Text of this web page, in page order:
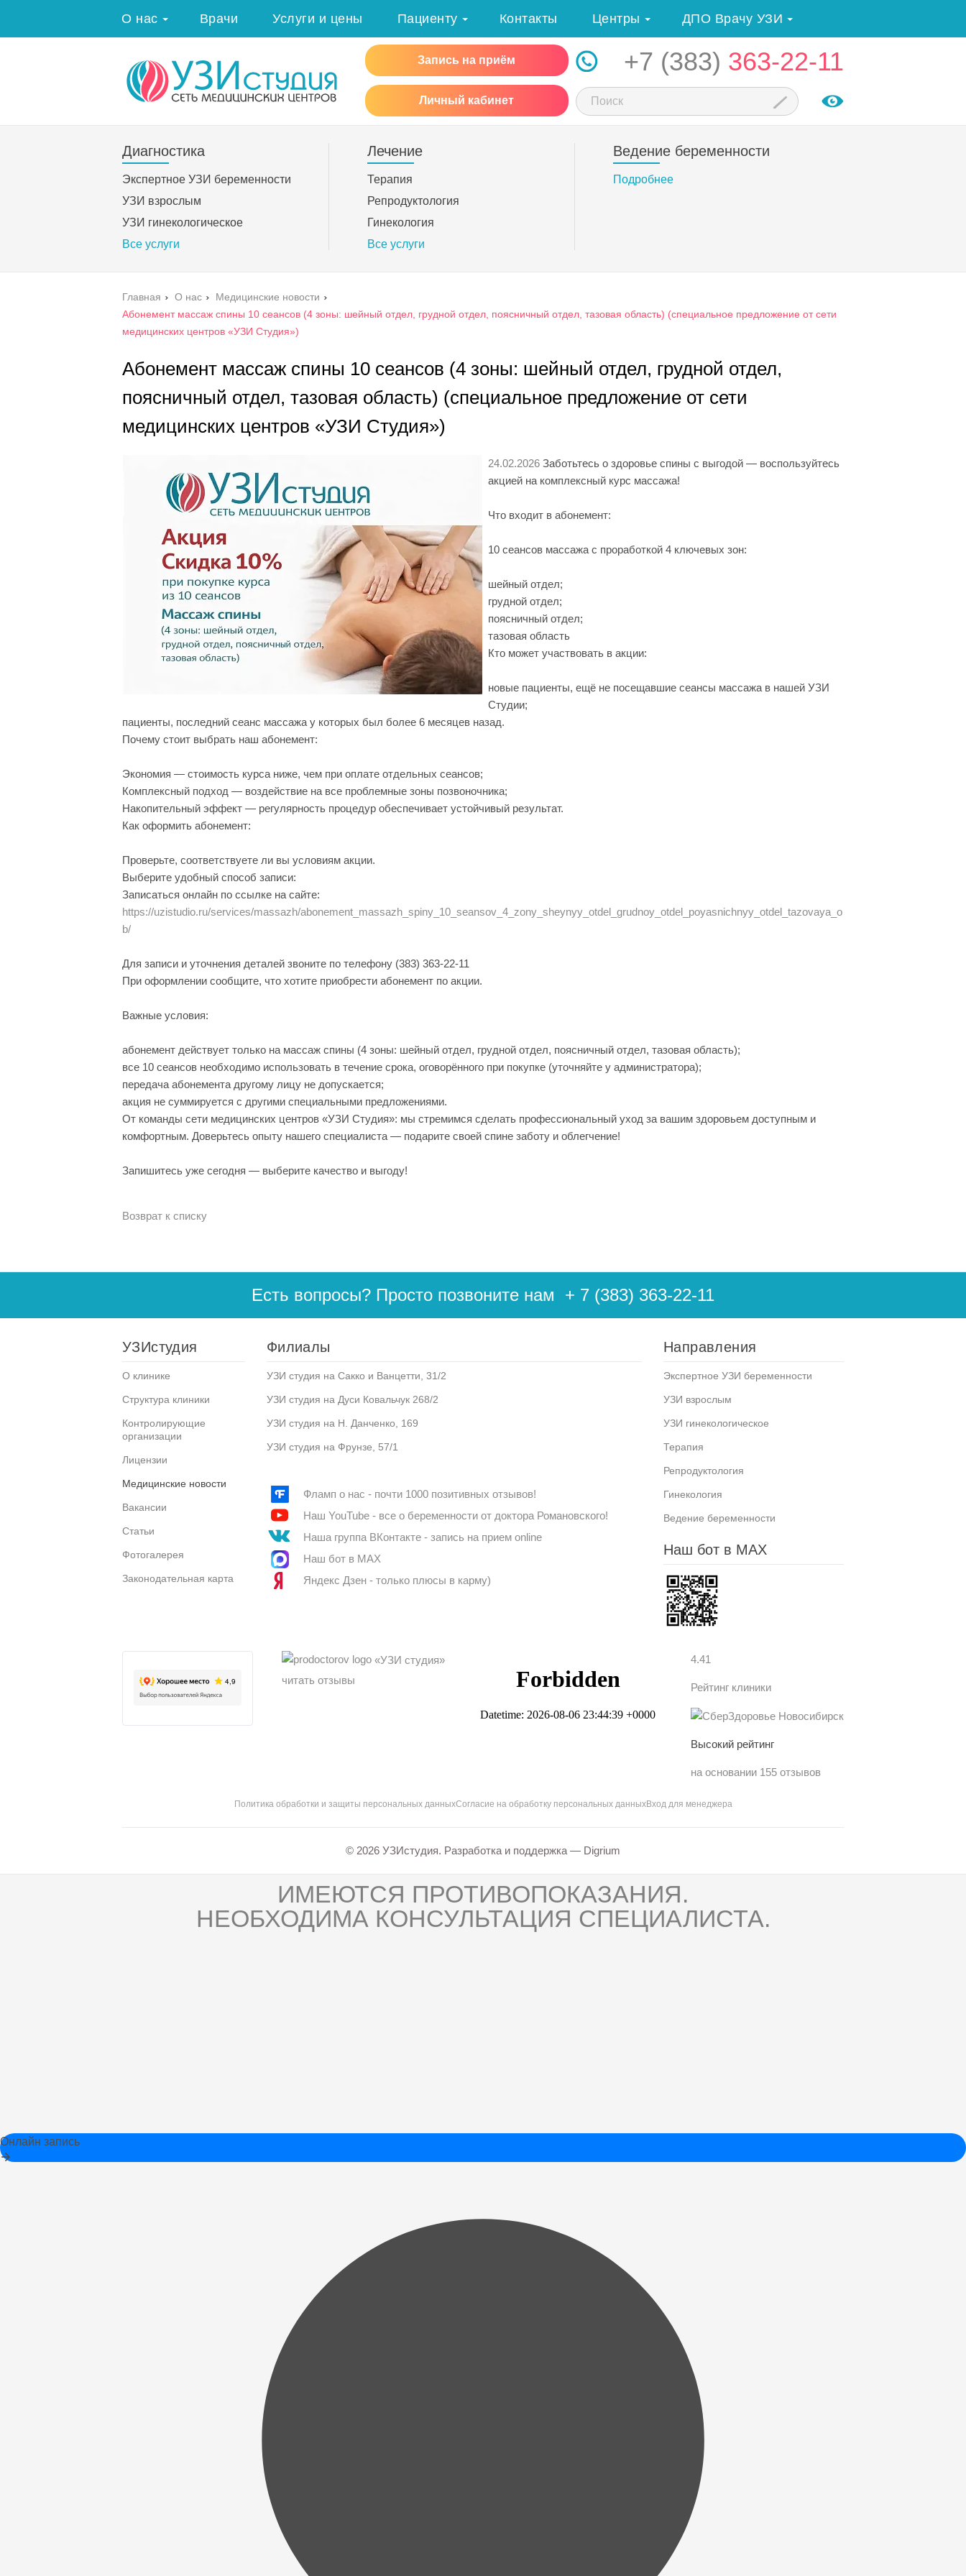
О нас Врачи Услуги и цены Пациенту Контакты Центры ДПО Врачу УЗИ
Запись на приём +7 (383) 363-22-11
Личный кабинет
Диагностика
Экспертное УЗИ беременности
УЗИ взрослым
УЗИ гинекологическое
Все услуги
Лечение
Терапия
Репродуктология
Гинекология
Все услуги
Ведение беременности
Подробнее
Главная › О нас › Медицинские новости ›
Абонемент массаж спины 10 сеансов (4 зоны: шейный отдел, грудной отдел, поясничный отдел, тазовая область) (специальное предложение от сети
медицинских центров «УЗИ Студия»)
Абонемент массаж спины 10 сеансов (4 зоны: шейный отдел, грудной отдел,
поясничный отдел, тазовая область) (специальное предложение от сети
медицинских центров «УЗИ Студия»)
24.02.2026 Заботьтесь о здоровье спины с выгодой — воспользуйтесь
акцией на комплексный курс массажа!
Что входит в абонемент:
10 сеансов массажа с проработкой 4 ключевых зон:
шейный отдел;
грудной отдел;
поясничный отдел;
тазовая область
Кто может участвовать в акции:
новые пациенты, ещё не посещавшие сеансы массажа в нашей УЗИ
Студии;
пациенты, последний сеанс массажа у которых был более 6 месяцев назад.
Почему стоит выбрать наш абонемент:
Экономия — стоимость курса ниже, чем при оплате отдельных сеансов;
Комплексный подход — воздействие на все проблемные зоны позвоночника;
Накопительный эффект — регулярность процедур обеспечивает устойчивый результат.
Как оформить абонемент:
Проверьте, соответствуете ли вы условиям акции.
Выберите удобный способ записи:
Записаться онлайн по ссылке на сайте:
https://uzistudio.ru/services/massazh/abonement_massazh_spiny_10_seansov_4_zony_sheynyy_otdel_grudnoy_otdel_poyasnichnyy_otdel_tazovaya_o
b/
Для записи и уточнения деталей звоните по телефону (383) 363-22-11
При оформлении сообщите, что хотите приобрести абонемент по акции.
Важные условия:
абонемент действует только на массаж спины (4 зоны: шейный отдел, грудной отдел, поясничный отдел, тазовая область);
все 10 сеансов необходимо использовать в течение срока, оговорённого при покупке (уточняйте у администратора);
передача абонемента другому лицу не допускается;
акция не суммируется с другими специальными предложениями.
От команды сети медицинских центров «УЗИ Студия»: мы стремимся сделать профессиональный уход за вашим здоровьем доступным и
комфортным. Доверьтесь опыту нашего специалиста — подарите своей спине заботу и облегчение!
Запишитесь уже сегодня — выберите качество и выгоду!
Возврат к списку
Есть вопросы? Просто позвоните нам + 7 (383) 363-22-11
УЗИстудия
О клинике
Структура клиники
Контролирующие
организации
Лицензии
Медицинские новости
Вакансии
Статьи
Фотогалерея
Законодательная карта
Филиалы
УЗИ студия на Сакко и Ванцетти, 31/2
УЗИ студия на Дуси Ковальчук 268/2
УЗИ студия на Н. Данченко, 169
УЗИ студия на Фрунзе, 57/1
Фламп о нас - почти 1000 позитивных отзывов!
Наш YouTube - все о беременности от доктора Романовского!
Наша группа ВКонтакте - запись на прием online
Наш бот в MAX
Яндекс Дзен - только плюсы в карму)
Направления
Экспертное УЗИ беременности
УЗИ взрослым
УЗИ гинекологическое
Терапия
Репродуктология
Гинекология
Ведение беременности
Наш бот в MAX
«УЗИ студия»
читать отзывы
4.41
Рейтинг клиники
Высокий рейтинг
на основании 155 отзывов
Политика обработки и защиты персональных данныхСогласие на обработку персональных данныхВход для менеджера
© 2026 УЗИстудия. Разработка и поддержка — Digrium
ИМЕЮТСЯ ПРОТИВОПОКАЗАНИЯ.
НЕОБХОДИМА КОНСУЛЬТАЦИЯ СПЕЦИАЛИСТА.